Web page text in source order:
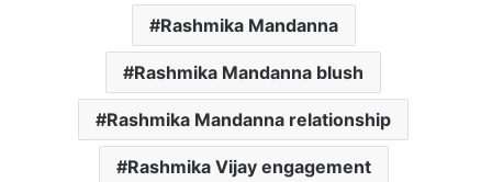
Rashmika Mandanna
Rashmika Mandanna blush
Rashmika Mandanna relationship
Rashmika Vijay engagement